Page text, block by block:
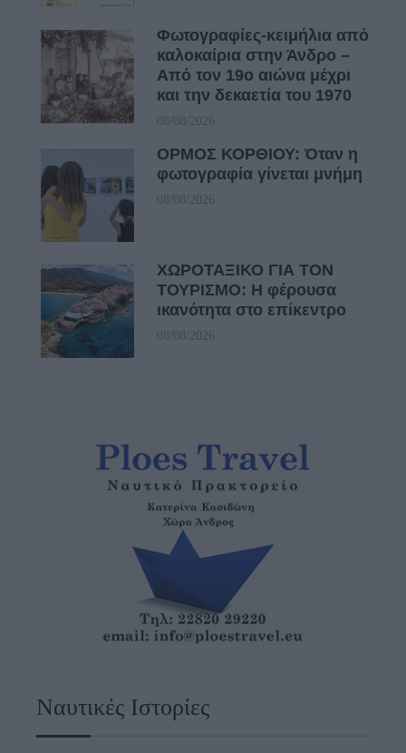
Φωτογραφίες-κειμήλια από
καλοκαίρια στην Άνδρο –
Από τον 19ο αιώνα μέχρι
και την δεκαετία του 1970
08/08/2026
ΟΡΜΟΣ ΚΟΡΘΙΟΥ: Όταν η
φωτογραφία γίνεται μνήμη
08/08/2026
ΧΩΡΟΤΑΞΙΚΟ ΓΙΑ ΤΟΝ
ΤΟΥΡΙΣΜΟ: Η φέρουσα
ικανότητα στο επίκεντρο
08/08/2026
Ναυτικές Ιστορίες